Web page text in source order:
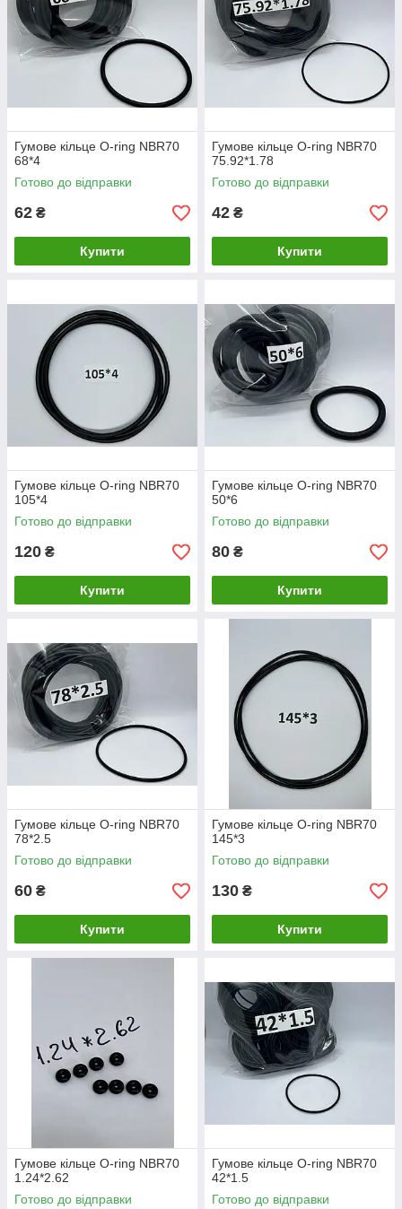
Гумове кільце O-ring NBR70
68*4
Готово до відправки
62 ₴
Купити
Гумове кільце O-ring NBR70
75.92*1.78
Готово до відправки
42 ₴
Купити
Гумове кільце O-ring NBR70
105*4
Готово до відправки
120 ₴
Купити
Гумове кільце O-ring NBR70
50*6
Готово до відправки
80 ₴
Купити
Гумове кільце O-ring NBR70
78*2.5
Готово до відправки
60 ₴
Купити
Гумове кільце O-ring NBR70
145*3
Готово до відправки
130 ₴
Купити
Гумове кільце O-ring NBR70
1.24*2.62
Готово до відправки
Гумове кільце O-ring NBR70
42*1.5
Готово до відправки